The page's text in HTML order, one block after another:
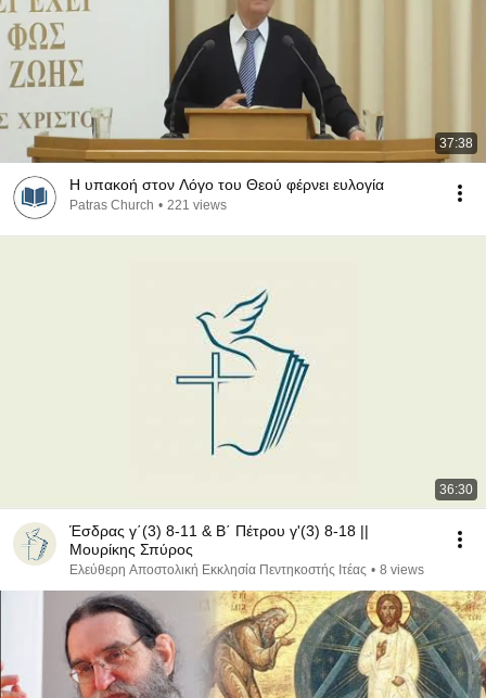
37:38
Η υπακοή στον Λόγο του Θεού φέρνει ευλογία
Patras Church • 221 views
36:30
Έσδρας γ΄(3) 8-11 & Β΄ Πέτρου γ'(3) 8-18 ||
Μουρίκης Σπύρος
Ελεύθερη Αποστολική Εκκλησία Πεντηκοστής Ιτέας • 8 views